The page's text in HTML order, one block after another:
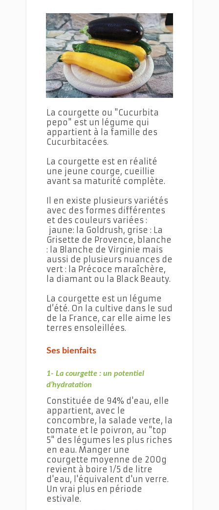
Salades de courgettes
La courgette ou "Cucurbita
pepo" est un légume qui
appartient à la famille des
Cucurbitacées.
La courgette est en réalité
une jeune courge, cueillie
avant sa maturité complète.
Il en existe plusieurs variétés
avec des formes différentes
et des couleurs variées :
jaune: la Goldrush, grise : La
Grisette de Provence, blanche
: la Blanche de Virginie mais
aussi de plusieurs nuances de
vert : la Précoce maraîchère,
la diamant ou la Black Beauty.
La courgette est un légume
d’été. On la cultive dans le sud
de la France, car elle aime les
terres ensoleillées.
Ses bienfaits
1- La courgette : un potentiel
d’hydratation
Constituée de 94% d'eau, elle
appartient, avec le
concombre, la salade verte, la
tomate et le poivron, au "top
5" des légumes les plus riches
en eau. Manger une
courgette moyenne de 200g
revient à boire 1/5 de litre
d'eau, l'équivalent d'un verre.
Un vrai plus en période
estivale.